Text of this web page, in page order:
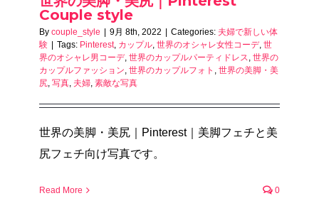
Couple style
By couple_style | 9月 8th, 2022 | Categories: 夫婦で新しい体
験 | Tags: Pinterest, カップル, 世界のオシャレ女性コーデ, 世
界のオシャレ男コーデ, 世界のカップルパーティドレス, 世界の
カップルファッション, 世界のカップルフォト , 世界の美脚・美
尻, 写真, 夫婦, 素敵な写真
世界の美脚・美尻｜Pinterest｜美脚フェチと美
尻フェチ向け写真です。
Read More 0